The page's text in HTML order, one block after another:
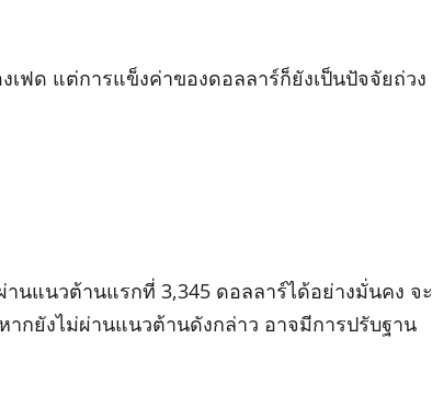
ฟด แต่การแข็งค่าของดอลลาร์ก็ยังเป็นปัจจัยถ่วง
นแนวต้านแรกที่ 3,345 ดอลลาร์ได้อย่างมั่นคง จะ
กยังไม่ผ่านแนวต้านดังกล่าว อาจมีการปรับฐาน